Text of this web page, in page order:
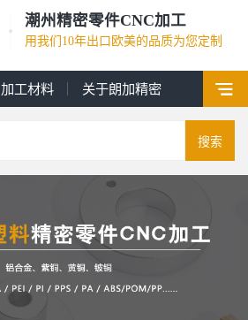
潮州精密零件CNC加工
用我们10年出口欧美的品质为您定制
加工材料 关于朗加精密
搜索